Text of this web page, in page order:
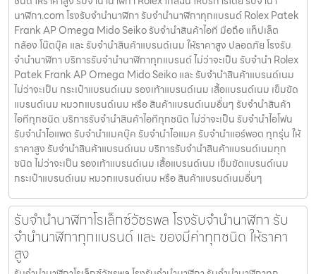
นาฬิกา.com โรงรับจำนำนาฬิกา รับจำนำนาฬิกาทุกแบรนด์ Rolex Patek
Frank AP Omega Mido Seiko รับจำนำสินค้าไอที มือถือ แท็ปเล็ต
กล้อง โน๊ตบุ๊ค และ รับจำนำสินค้าแบรนด์เนม ให้ราคาสูง ปลอดภัย โรงรับ
จำนำนาฬิกา บริการรับจำนำนาฬิกาทุกแบรนด์ ไม่ว่าจะเป็น รับจำนำ Rolex
Patek Frank AP Omega Mido Seiko และ รับจำนำสินค้าแบรนด์เนม
ไม่ว่าจะเป็น กระเป๋าแบรนด์เนม รองเท้าแบรนด์เนม เสื้อแบรนด์เนม เข็มขัด
แบรนด์เนม หมวกแบรนด์เนม หรือ สินค้าแบรนด์เนมอื่นๆ รับจำนำสินค้า
ไอทีทุกชนิด บริการรับจำนำสินค้าไอทีทุกชนิด ไม่ว่าจะเป็น รับจำนำไอโฟน
รับจำนำไอแพด รับจำนำแมคบุ๊ค รับจำนำไอแมค รับจำนำแอร์พอต ทุกรุ่น ให้
ราคาสูง รับจำนำสินค้าแบรนด์เนม บริการรับจำนำสินค้าแบรนด์เนมทุก
ชนิด ไม่ว่าจะเป็น รองเท้าแบรนด์เนม เสื้อแบรนด์เนม เข็มขัดแบรนด์เนม
กระเป๋าแบรนด์เนม หมวกแบรนด์เนม หรือ สินค้าแบรนด์เนมอื่นๆ
รับจำนำนาฬิกาโรเล็กซ์วัชรพล โรงรับจำนำนาฬิกา รับ
จำนำนาฬิกาทุกแบรนด์ และ ของมีค่าทุกชนิด ให้ราคา
สูง